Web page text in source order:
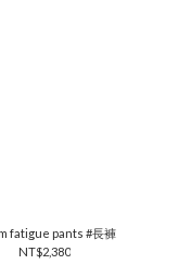
fatigue pants #長褲
NT$2,380